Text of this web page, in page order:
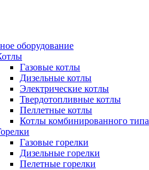
оборудование
Газовые котлы
Дизельные котлы
Электрические котлы
Твердотопливные котлы
Пеллетные котлы
Котлы комбинированного типа
Газовые горелки
Дизельные горелки
Пелетные горелки